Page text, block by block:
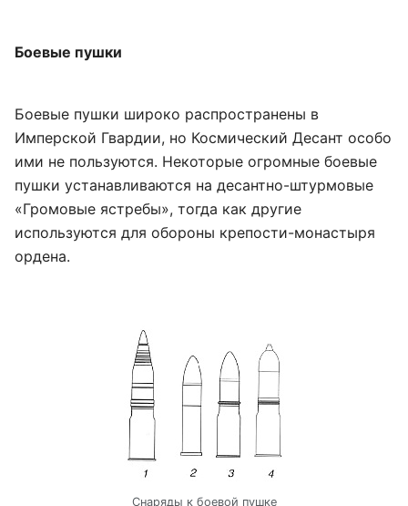
Боевые пушки
Боевые пушки широко распространены в
Имперской Гвардии, но Космический Десант особо
ими не пользуются. Некоторые огромные боевые
пушки устанавливаются на десантно-штурмовые
«Громовые ястребы», тогда как другие
используются для обороны крепости-монастыря
ордена.
Снаряды к боевой пушке